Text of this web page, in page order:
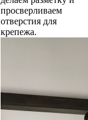
просверливаем
отверстия для
крепежа.